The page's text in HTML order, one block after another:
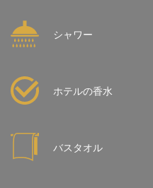
シャワー
ホテルの香水
バスタオル